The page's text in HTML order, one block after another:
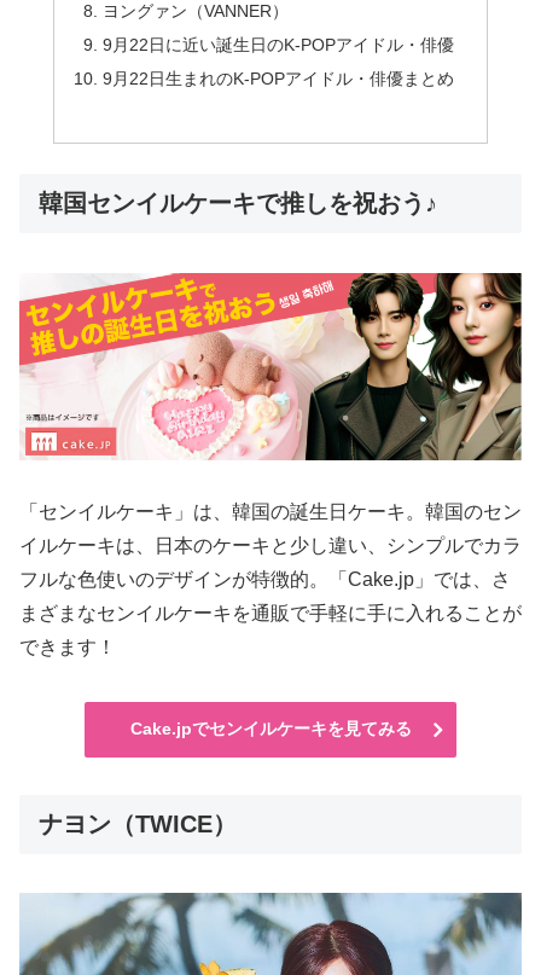
ヨングァン（VANNER）
9月22日に近い誕生日のK-POPアイドル・俳優
9月22日生まれのK-POPアイドル・俳優まとめ
韓国センイルケーキで推しを祝おう♪
「センイルケーキ」は、韓国の誕生日ケーキ。韓国のセン
イルケーキは、日本のケーキと少し違い、シンプルでカラ
フルな色使いのデザインが特徴的。「Cake.jp」では、さ
まざまなセンイルケーキを通販で手軽に手に入れることが
できます！
Cake.jpでセンイルケーキを見てみる
ナヨン（TWICE）